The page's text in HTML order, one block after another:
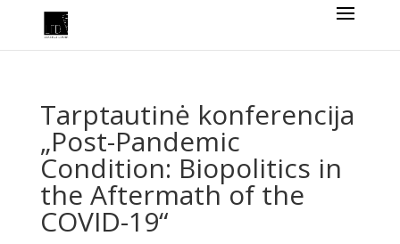
Tarptautinė konferencija
„Post-Pandemic
Condition: Biopolitics in
the Aftermath of the
COVID-19“